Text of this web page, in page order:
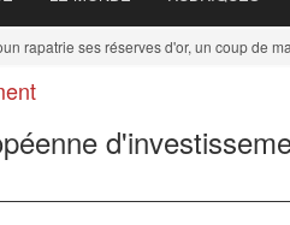
ses réserves d'or, un coup de